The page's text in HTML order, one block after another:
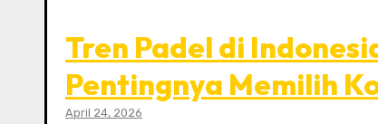
Tren Padel di
Pentingnya Memilih
April 24, 2026